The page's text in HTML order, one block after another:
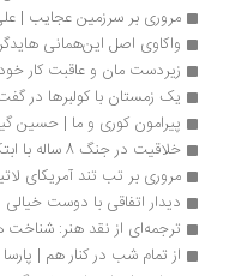
مروری بر سرزمین عجایب | علی اكبری
واکاوی اصل این‌همانی هایدگر در
زیردست مان و عاقبت کار خودکام |
یک زمستان با کولبرها در گفت‌وگو
پیرامون کوری و ما | حسین گیتی
خلاقیت در جنگ 8 ساله با ابتکار در کارزار
مروری بر تب تند آمریکای لاتین |
دیدار اتفاقی با دوست خیالی در
ترجمه‌ای از نقد هنر: شناخت هنر
از تمام شب در کنار هم | پارسا شهری